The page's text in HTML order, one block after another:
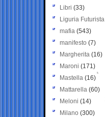
Libri (33)
Liguria Futurista
mafia (543)
manifesto (7)
Margherita (16)
Maroni (171)
Mastella (16)
Mattarella (60)
Meloni (14)
Milano (300)